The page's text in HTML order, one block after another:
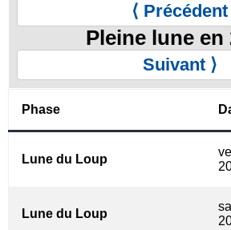
⟨ Précédent
Pleine lune en
Suivant ⟩
Phase
Lune du Loup
Lune du Loup